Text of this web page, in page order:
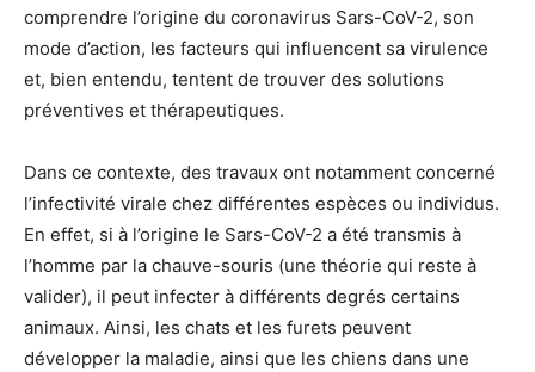
comprendre l’origine du coronavirus Sars-CoV-2, son
mode d’action, les facteurs qui influencent sa virulence
et, bien entendu, tentent de trouver des solutions
préventives et thérapeutiques.
Dans ce contexte, des travaux ont notamment concerné
l’infectivité virale chez différentes espèces ou individus.
En effet, si à l’origine le Sars-CoV-2 a été transmis à
l’homme par la chauve-souris (une théorie qui reste à
valider), il peut infecter à différents degrés certains
animaux. Ainsi, les chats et les furets peuvent
développer la maladie, ainsi que les chiens dans une